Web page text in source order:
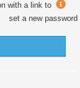
with a link to
set a new password